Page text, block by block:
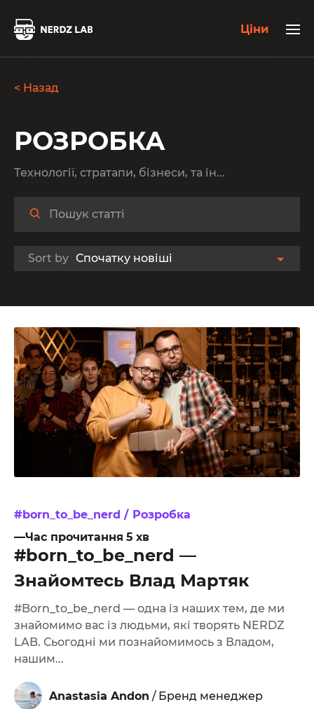
Ціни
От халепа... Ця сторінка ще не має українського
перекладу, але ми вже над цим працюємо!
< Назад
РОЗРОБКА
Технології, стратапи, бізнеси, та ін...
Sort by Спочатку новіші
#born_to_be_nerd / Розробка
—Час прочитання 5 хв
#born_to_be_nerd —
Знайомтесь Влад Мартяк
#Born_to_be_nerd — одна із наших тем, де ми
знайомимо вас із людьми, які творять NERDZ
LAB. Сьогодні ми познайомимось з Владом,
нашим...
Anastasia Andon / Бренд менеджер